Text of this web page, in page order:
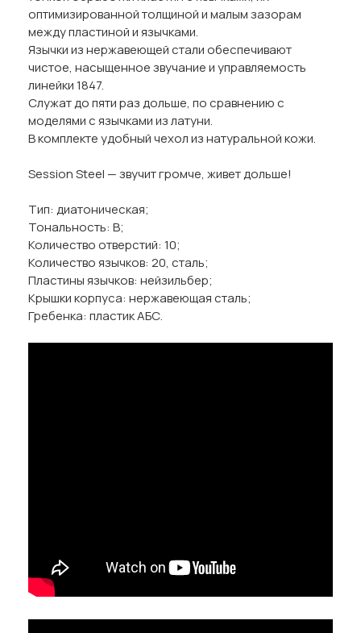
оптимизированной толщиной и малым зазорам
между пластиной и язычками.
Язычки из нержавеющей стали обеспечивают
чистое, насыщенное звучание и управляемость
линейки 1847.
Служат до пяти раз дольше, по сравнению с
моделями с язычками из латуни.
В комплекте удобный чехол из натуральной кожи.
Session Steel — звучит громче, живет дольше!
Тип: диатоническая;
Тональность: B;
Количество отверстий: 10;
Количество язычков: 20, сталь;
Пластины язычков: нейзильбер;
Крышки корпуса: нержавеющая сталь;
Гребенка: пластик АБС.